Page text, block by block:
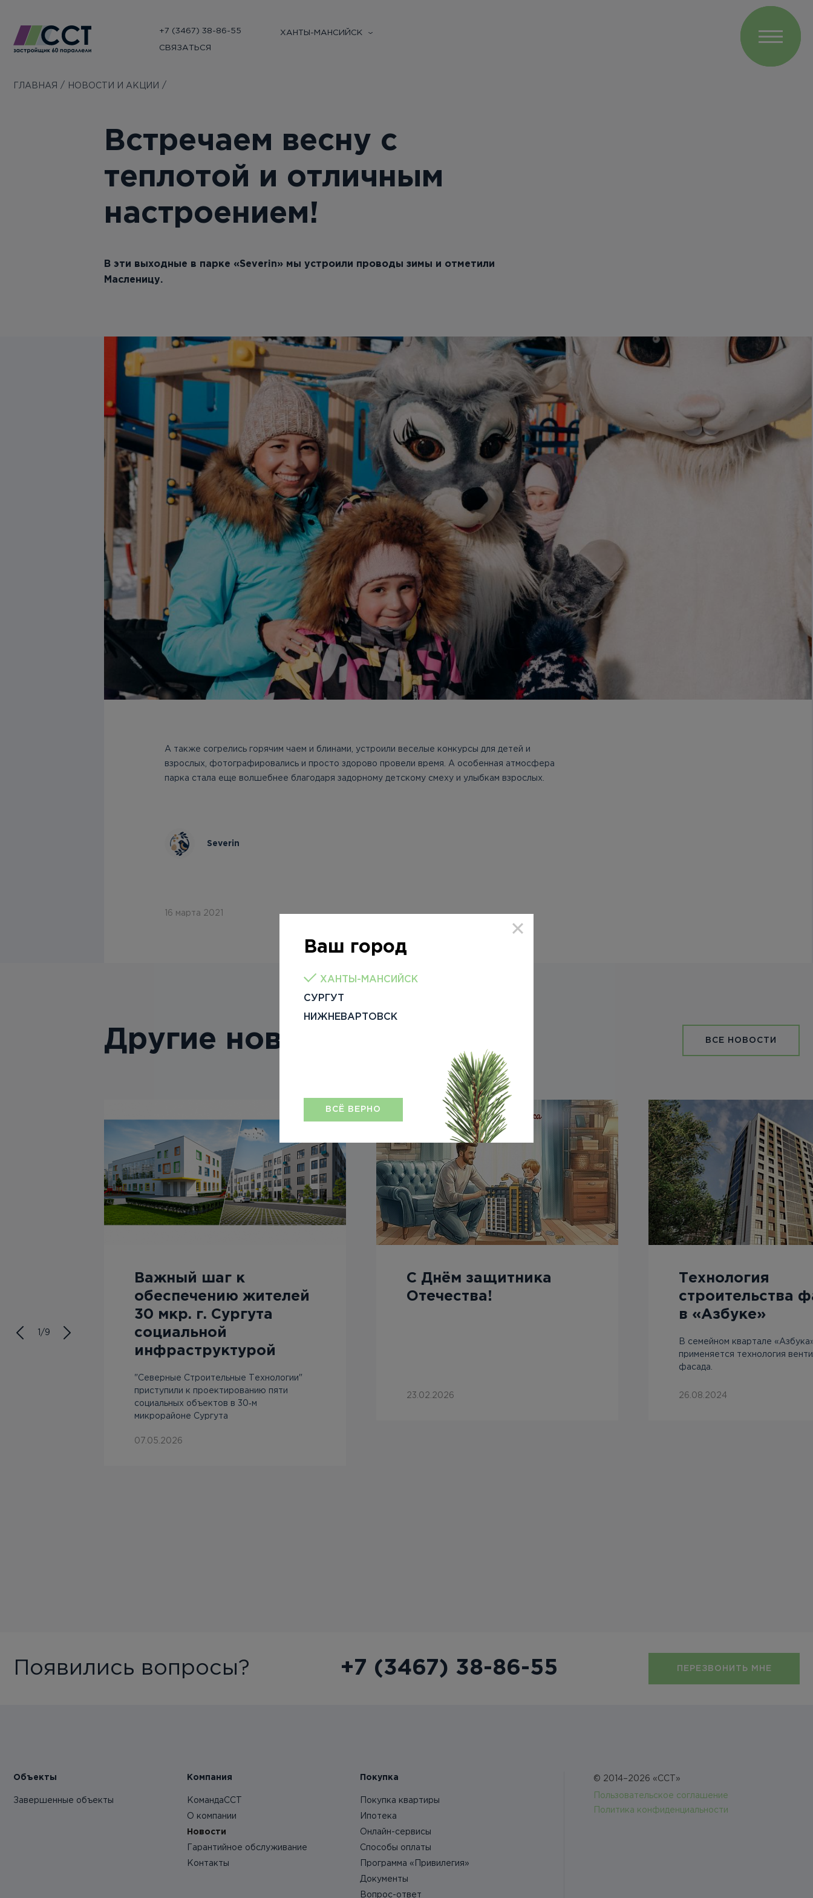
+7 (3467) 38-86-55
СВЯЗАТЬСЯ
ХАНТЫ-МАНСИЙСК
Ваш город
ХАНТЫ-МАНСИЙСК
СУРГУТ
НИЖНЕВАРТОВСК
ВСЁ ВЕРНО
ГЛАВНАЯ НОВОСТИ И АКЦИИ
Встречаем весну с
теплотой и отличным
настроением!
В эти выходные в парке «Severin» мы устроили проводы зимы и отметили
Масленицу.
А также согрелись горячим чаем и блинами, устроили веселые конкурсы для детей и
взрослых, фотографировались и просто здорово провели время. А особенная атмосфера
парка стала еще волшебнее благодаря задорному детскому смеху и улыбкам взрослых.
Severin
16 марта 2021
Другие новости ВСЕ НОВОСТИ
1/9
Важный шаг к
обеспечению жителей
30 мкр. г. Сургута
социальной
инфраструктурой
"Северные Строительные Технологии"
приступили к проектированию пяти
социальных объектов в 30‑м
микрорайоне Сургута
07.05.2026
С Днём защитника
Отечества!
23.02.2026
Технология
строительства
в «Азбуке»
В семейном квартале
применяется технология
фасада.
26.08.2024
Появились вопросы? +7 (3467) 38-86-55 ПЕРЕЗВОНИТЬ МНЕ
Объекты
Завершенные объекты
Компания
КомандаССТ
О компании
Новости
Гарантийное обслуживание
Контакты
Покупка
Покупка квартиры
Ипотека
Онлайн-сервисы
Способы оплаты
Программа «Привилегия»
Документы
Вопрос-ответ
© 2014–2026 «ССТ»
Пользовательское соглашение
Политика конфиденциальности